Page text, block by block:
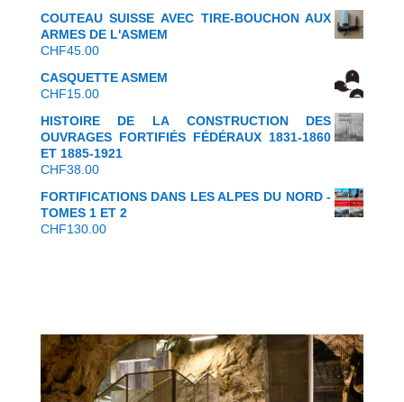
COUTEAU SUISSE AVEC TIRE-BOUCHON AUX
ARMES DE L'ASMEM
CHF45.00
CASQUETTE ASMEM
CHF15.00
HISTOIRE DE LA CONSTRUCTION DES
OUVRAGES FORTIFIÉS FÉDÉRAUX 1831-1860
ET 1885-1921
CHF38.00
FORTIFICATIONS DANS LES ALPES DU NORD -
TOMES 1 ET 2
CHF130.00